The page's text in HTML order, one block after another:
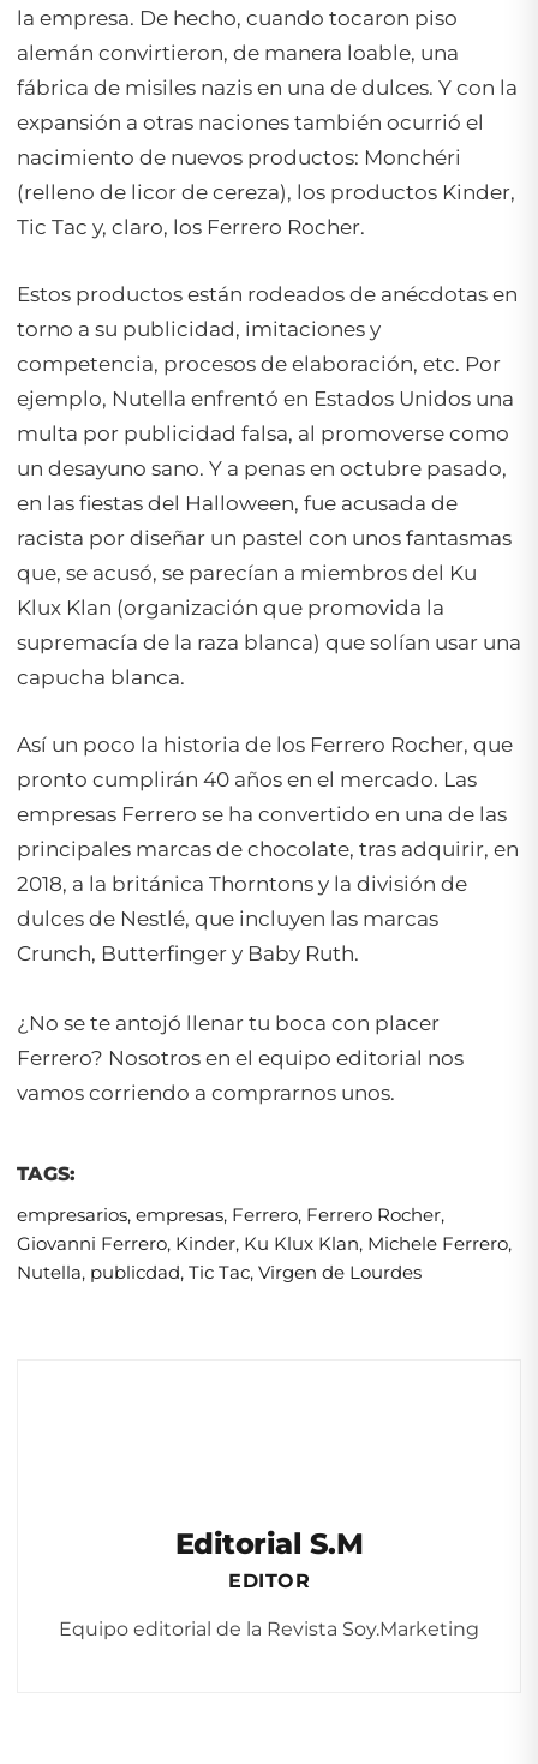
la empresa. De hecho, cuando tocaron piso
alemán convirtieron, de manera loable, una
fábrica de misiles nazis en una de dulces. Y con la
expansión a otras naciones también ocurrió el
nacimiento de nuevos productos: Monchéri
(relleno de licor de cereza), los productos Kinder,
Tic Tac y, claro, los Ferrero Rocher.
Estos productos están rodeados de anécdotas en
torno a su publicidad, imitaciones y
competencia, procesos de elaboración, etc. Por
ejemplo, Nutella enfrentó en Estados Unidos una
multa por publicidad falsa, al promoverse como
un desayuno sano. Y a penas en octubre pasado,
en las fiestas del Halloween, fue acusada de
racista por diseñar un pastel con unos fantasmas
que, se acusó, se parecían a miembros del Ku
Klux Klan (organización que promovida la
supremacía de la raza blanca) que solían usar una
capucha blanca.
Así un poco la historia de los Ferrero Rocher, que
pronto cumplirán 40 años en el mercado. Las
empresas Ferrero se ha convertido en una de las
principales marcas de chocolate, tras adquirir, en
2018, a la británica Thorntons y la división de
dulces de Nestlé, que incluyen las marcas
Crunch, Butterfinger y Baby Ruth.
¿No se te antojó llenar tu boca con placer
Ferrero? Nosotros en el equipo editorial nos
vamos corriendo a comprarnos unos.
TAGS:
empresarios, empresas, Ferrero, Ferrero Rocher,
Giovanni Ferrero, Kinder, Ku Klux Klan, Michele Ferrero,
Nutella, publicdad, Tic Tac, Virgen de Lourdes
Editorial S.M
EDITOR
Equipo editorial de la Revista Soy.Marketing